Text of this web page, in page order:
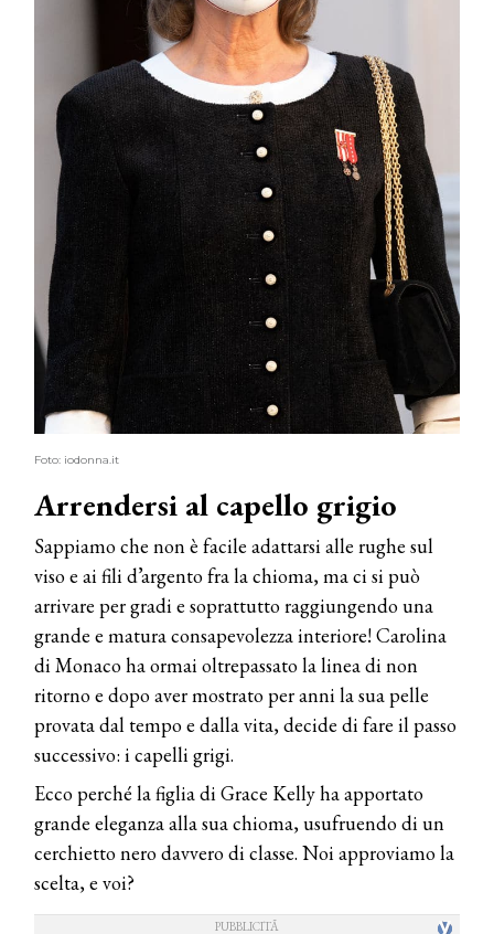
Foto: iodonna.it
Arrendersi al capello grigio
Sappiamo che non è facile adattarsi alle rughe sul
viso e ai fili d’argento fra la chioma, ma ci si può
arrivare per gradi e soprattutto raggiungendo una
grande e matura consapevolezza interiore! Carolina
di Monaco ha ormai oltrepassato la linea di non
ritorno e dopo aver mostrato per anni la sua pelle
provata dal tempo e dalla vita, decide di fare il passo
successivo: i capelli grigi.
Ecco perché la figlia di Grace Kelly ha apportato
grande eleganza alla sua chioma, usufruendo di un
cerchietto nero davvero di classe. Noi approviamo la
scelta, e voi?